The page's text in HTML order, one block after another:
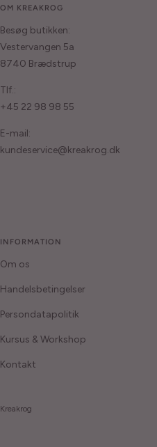
OM KREAKROG
Besøg butikken:
Vestervangen 5a
8740 Brædstrup
Tlf.:
+45 22 98 98 55
E-mail:
kundeservice@kreakrog.dk
INFORMATION
Om os
Handelsbetingelser
Persondatapolitik
Kursus & Workshop
Kontakt
Kreakrog